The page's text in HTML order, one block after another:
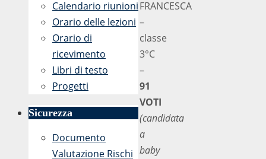
FRANCESCA
–
classe
3°C
–
91
VOTI
(candidata
a
baby
Calendario riunioni
Orario delle lezioni
Orario di
ricevimento
Libri di testo
Progetti
Sicurezza
Documento
Valutazione Rischi